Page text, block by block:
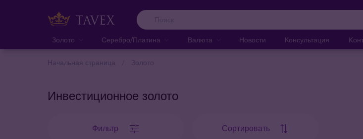
Золото Серебро/Платина Валюта Новости Консультация
Инвестиционное золото
Фильтр Сортировать